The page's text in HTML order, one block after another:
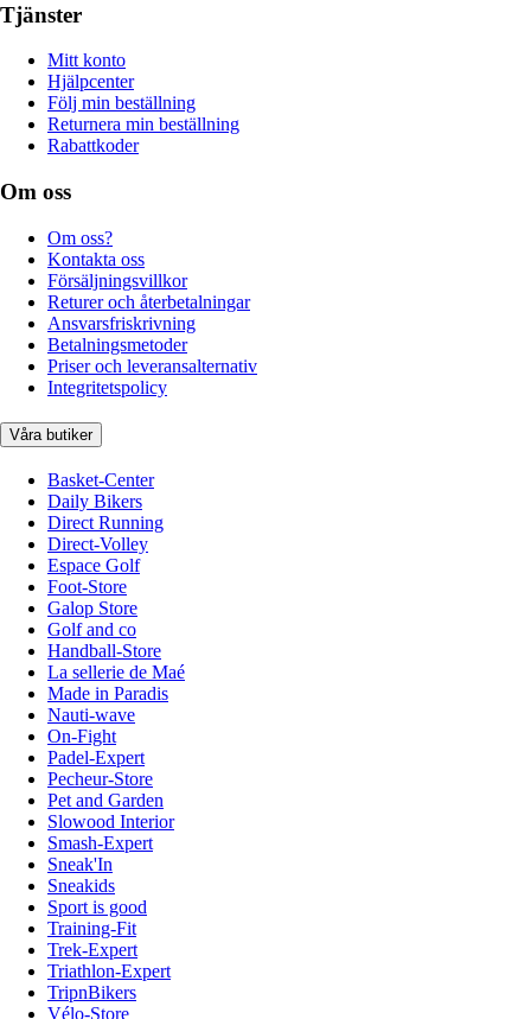
Tjänster
Mitt konto
Hjälpcenter
Följ min beställning
Returnera min beställning
Rabattkoder
Om oss
Om oss?
Kontakta oss
Försäljningsvillkor
Returer och återbetalningar
Ansvarsfriskrivning
Betalningsmetoder
Priser och leveransalternativ
Integritetspolicy
Våra butiker
Basket-Center
Daily Bikers
Direct Running
Direct-Volley
Espace Golf
Foot-Store
Galop Store
Golf and co
Handball-Store
La sellerie de Maé
Made in Paradis
Nauti-wave
On-Fight
Padel-Expert
Pecheur-Store
Pet and Garden
Slowood Interior
Smash-Expert
Sneak'In
Sneakids
Sport is good
Training-Fit
Trek-Expert
Triathlon-Expert
TripnBikers
Vélo-Store